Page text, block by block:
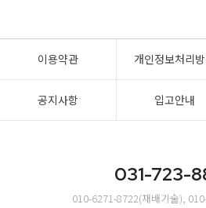
이용약관 개인정보처리
공지사항 입고안내
031-723-
010-6271-8722(재배기술),